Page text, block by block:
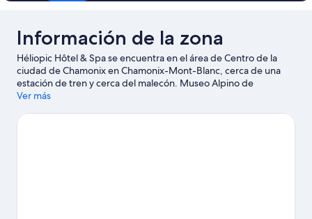
Información de la zona
Héliopic Hôtel & Spa se encuentra en el área de Centro de la
ciudad de Chamonix en Chamonix-Mont-Blanc, cerca de una
estación de tren y cerca del malecón. Museo Alpino de
Chamonix y Museo del cristal de Chamonix son lugares
Chamonix - Planpraz son algunos de los lugares que se pueden
Ver más